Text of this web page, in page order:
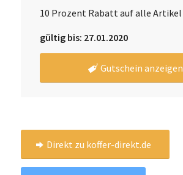
10 Prozent Rabatt auf alle Artikel
gültig bis: 27.01.2020
Gutschein anzeigen
Direkt zu koffer-direkt.de